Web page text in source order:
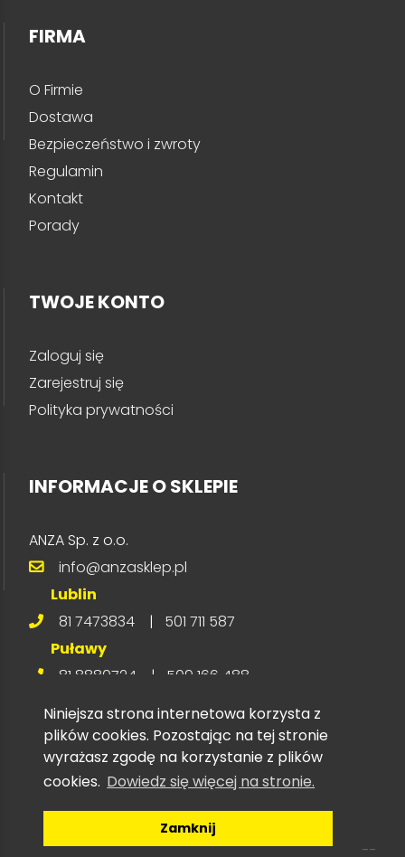
Niniejsza strona internetowa korzysta z
plików cookies. Pozostając na tej stronie
wyrażasz zgodę na korzystanie z plików
cookies. Dowiedz się więcej na stronie.
Zamknij
FIRMA
O Firmie
Dostawa
Bezpieczeństwo i zwroty
Regulamin
Kontakt
Porady
TWOJE KONTO
Zaloguj się
Zarejestruj się
Polityka prywatności
INFORMACJE O SKLEPIE
ANZA Sp. z o.o.
info@anzasklep.pl
Lublin
81 7473834 | 501 711 587
Puławy
81 8880724
| 509 166 488
Copyright © 2026 Anza Sp. z o.o. --- Agregaty
prądotwórcze --- najtaniej --- promocja --- EU22i ---